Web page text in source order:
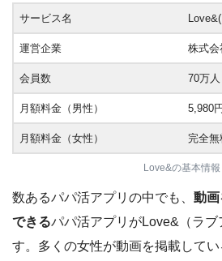
サービス名
運営企業 株式会
会員数 70万人
月額料金（男性） 5,980
月額料金（女性） 完全無
Love&の基本情報
数あるパパ活アプリの中でも、 動
できるパパ活アプリがLove&（ラ
す。多くの女性が動画を掲載して